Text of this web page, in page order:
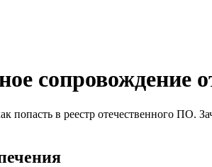
сопровождение
в реестр отечественного ПО.